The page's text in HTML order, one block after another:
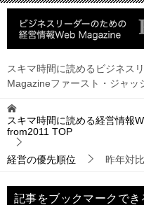
スキマ時間に読めるビジネス
Magazineファースト・ジャッ
スキマ時間に読める経営情報
from2011 TOP
経営の優先順位 昨年対
記事をブックマークで